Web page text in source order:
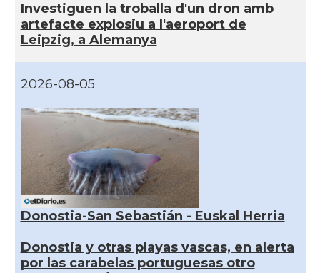
Investiguen la troballa d'un dron amb
artefacte explosiu a l'aeroport de
Leipzig, a Alemanya
2026-08-05
Donostia-San Sebastián - Euskal Herria
Donostia y otras playas vascas, en alerta
por las carabelas portuguesas otro